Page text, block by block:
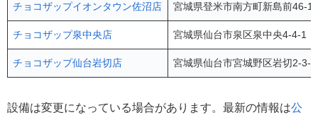
チョコザップイオンタウン佐沼店 宮城県登米市南方町新島前46-1
チョコザップ泉中央店 宮城県仙台市泉区泉中央4-4-
チョコザップ仙台岩切店 宮城県仙台市宮城野区岩切2-
設備は変更になっている場合があります。最新の情報は公